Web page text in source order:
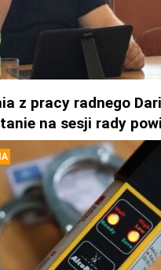
z pracy radnego
na sesji rady